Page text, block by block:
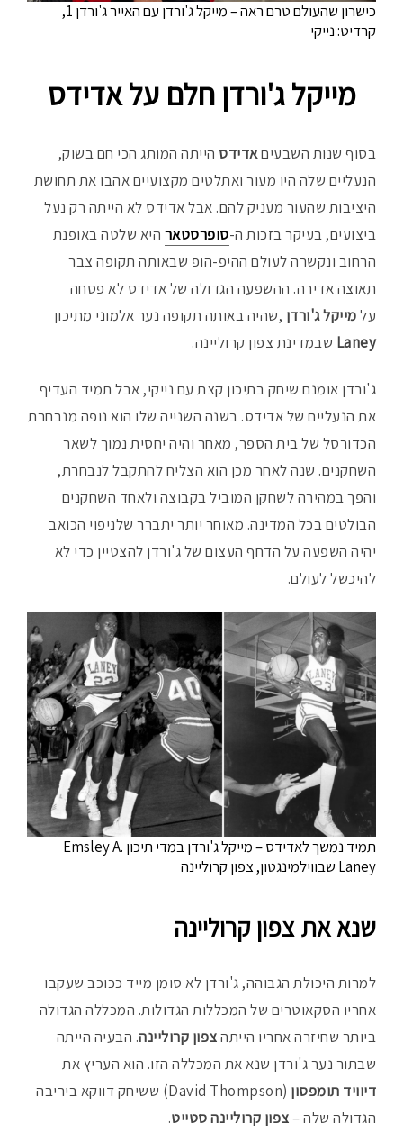
כישרון שהעולם טרם ראה – מייקל ג'ורדן עם האייר ג'ורדן 1,
קרדיט: נייקי
מייקל ג'ורדן חלם על אדידס
בסוף שנות השבעיםאדידס הייתה המותג הכי חם בשוק,
הנעליים שלה היו מעור ואתלטים מקצועיים אהבו את תחושת
היציבות שהעור מעניק להם. אבל אדידס לא הייתה רק נעל
ביצועים, בעיקר בזכות ה-סופרסטאר היא שלטה באופנת
הרחוב ונקשרה לעולם ההיפ-הופ שבאותה תקופה צבר
תאוצה אדירה. ההשפעה הגדולה של אדידס לא פסחה
עלמייקל ג'ורדן ,שהיה באותה תקופה נער אלמוני מתיכון
Laney שבמדינת צפון קרוליינה.
ג'ורדן אומנם שיחק בתיכון קצת עם נייקי, אבל תמיד העדיף
את הנעליים של אדידס. בשנה השנייה שלו הוא נופה מנבחרת
הכדורסל של בית הספר, מאחר והיה יחסית נמוך לשאר
השחקנים. שנה לאחר מכן הוא הצליח להתקבל לנבחרת,
והפך במהירה לשחקן המוביל בקבוצה ולאחד השחקנים
הבולטים בכל המדינה. מאוחר יותר יתברר שלניפוי הכואב
יהיה השפעה על הדחף העצום של ג'ורדן להצטיין כדי לא
להיכשל לעולם.
תמיד נמשך לאדידס – מייקל ג'ורדן במדי תיכון Emsley A.
Laney שבווילמינגטון, צפון קרוליינה
שנא את צפון קרוליינה
למרות היכולת הגבוהה, ג'ורדן לא סומן מייד ככוכב שעקבו
אחריו הסקאוטרים של המכללות הגדולות. המכללה הגדולה
ביותר שחיזרה אחריו הייתהצפון קרוליינה. הבעיה הייתה
שבתור נער ג'ורדן שנא את המכללה הזו. הוא העריץ את
דיוויד תומפסון
(David Thompson) ששיחק דווקא ביריבה
הגדולה שלה –צפון קרוליינה סטייט.